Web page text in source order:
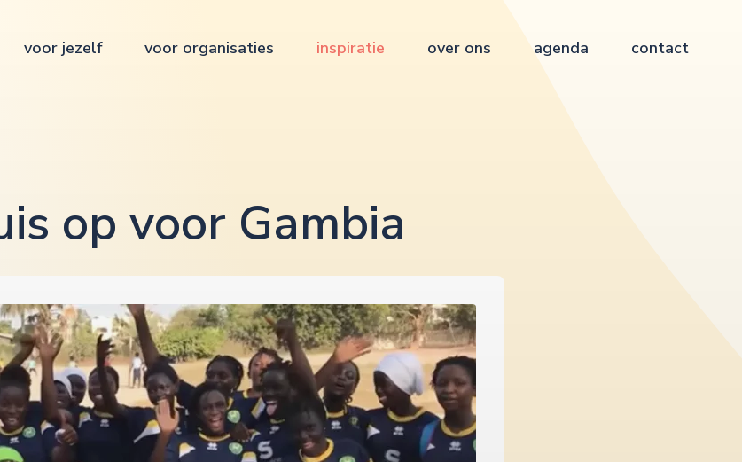
voor jezelf voor organisaties inspiratie over ons agenda contact
op voor Gambia